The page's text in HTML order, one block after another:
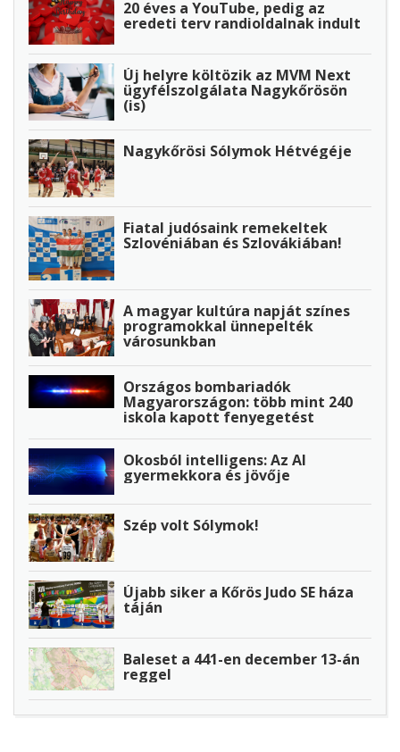
20 éves a YouTube, pedig az
eredeti terv randioldalnak indult
Új helyre költözik az MVM Next
ügyfélszolgálata Nagykőrösön
(is)
Nagykőrösi Sólymok Hétvégéje
Fiatal judósaink remekeltek
Szlovéniában és Szlovákiában!
A magyar kultúra napját színes
programokkal ünnepelték
városunkban
Országos bombariadók
Magyarországon: több mint 240
iskola kapott fenyegetést
Okosból intelligens: Az AI
gyermekkora és jövője
Szép volt Sólymok!
Újabb siker a Kőrös Judo SE háza
táján
Baleset a 441-en december 13-án
reggel